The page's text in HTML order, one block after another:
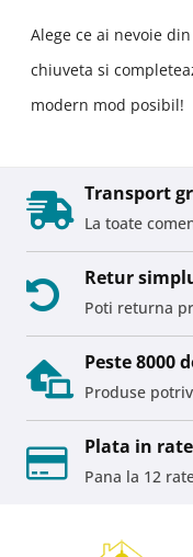
Alege ce ai nevoie
chiuveta si
modern mod posibil!
Transport
La toate
Retur
Poti returna
Peste 8000
Produse
Plata in rate
Pana la 12